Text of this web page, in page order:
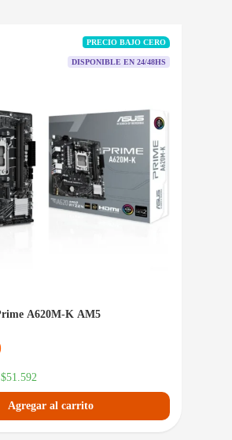
PRECIO BAJO CERO
DISPONIBLE EN 24/48HS
A620M-K AM5
$51.592
Agregar al carrito